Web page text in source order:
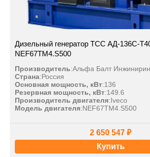
Дизельный генератор ТСС АД-136С-
NEF67TM4.S500
Производитель:Альфа Балт
Страна:Россия
Основная мощность, кВт:136
Резервная мощность, кВт:149.6
Производитель двигателя:Iveco
Модель двигателя:NEF67TM4.S500
2 650 547 ₽
Купить